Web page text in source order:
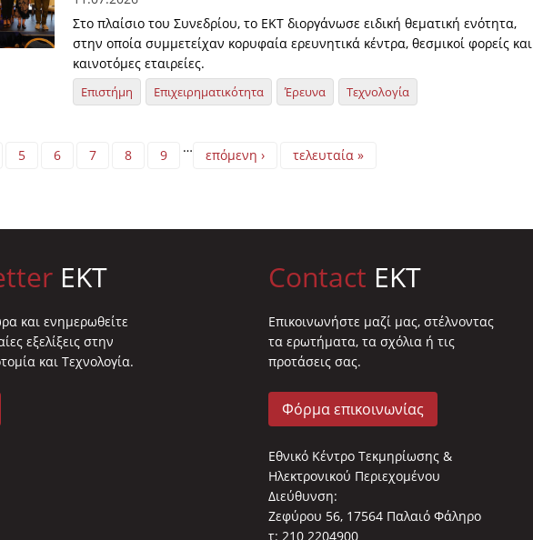
Στο πλαίσιο του Συνεδρίου, το ΕΚΤ διοργάνωσε ειδική θεματική ενότητα,
στην οποία συμμετείχαν κορυφαία ερευνητικά κέντρα, θεσμικοί φορείς και
καινοτόμες εταιρείες.
Επιστήμη Επιχειρηματικότητα Έρευνα Τεχνολογία
5 6 7 8 9 … επόμενη › τελευταία »
EKT
και ενημερωθείτε
εξελίξεις στην
και Τεχνολογία.
Contact EKT
Επικοινωνήστε μαζί μας, στέλνοντας
τα ερωτήματα, τα σχόλια ή τις
προτάσεις σας.
Φόρμα επικοινωνίας
Εθνικό Κέντρο Τεκμηρίωσης &
Ηλεκτρονικού Περιεχομένου
Διεύθυνση:
Ζεφύρου 56, 17564 Παλαιό Φάληρο
τ: 210 2204900